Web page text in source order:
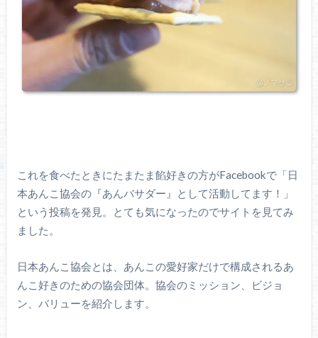
これを食べたときにたまたま餡好きの方がFacebookで「日
本あんこ協会の『あんバサダー』として活動してます！」
という投稿を発見。とても気になったのでサイトを見てみ
ました。
日本あんこ協会とは、あんこの愛好家だけで構成されるあ
んこ好きのための協会団体。協会のミッション、ビジョ
ン、バリューを紹介します。